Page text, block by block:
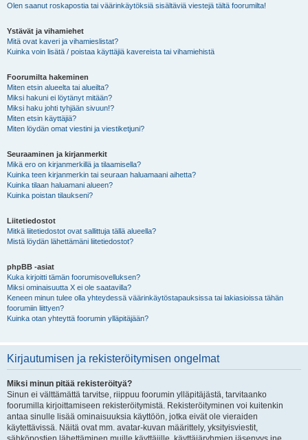
Olen saanut roskapostia tai väärinkäytöksiä sisältäviä viestejä tältä foorumilta!
Ystävät ja vihamiehet
Mitä ovat kaveri ja vihamieslistat?
Kuinka voin lisätä / poistaa käyttäjiä kavereista tai vihamiehistä
Foorumilta hakeminen
Miten etsin alueelta tai alueilta?
Miksi hakuni ei löytänyt mitään?
Miksi haku johti tyhjään sivuun!?
Miten etsin käyttäjiä?
Miten löydän omat viestini ja viestiketjuni?
Seuraaminen ja kirjanmerkit
Mikä ero on kirjanmerkillä ja tilaamisella?
Kuinka teen kirjanmerkin tai seuraan haluamaani aihetta?
Kuinka tilaan haluamani alueen?
Kuinka poistan tilaukseni?
Liitetiedostot
Mitkä liitetiedostot ovat sallittuja tällä alueella?
Mistä löydän lähettämäni liitetiedostot?
phpBB -asiat
Kuka kirjoitti tämän foorumisovelluksen?
Miksi ominaisuutta X ei ole saatavilla?
Keneen minun tulee olla yhteydessä väärinkäytöstapauksissa tai lakiasioissa tähän
foorumiin liittyen?
Kuinka otan yhteyttä foorumin ylläpitäjään?
Kirjautumisen ja rekisteröitymisen ongelmat
Miksi minun pitää rekisteröityä?
Sinun ei välttämättä tarvitse, riippuu foorumin ylläpitäjästä, tarvitaanko
foorumilla kirjoittamiseen rekisteröitymistä. Rekisteröityminen voi kuitenkin
antaa sinulle lisää ominaisuuksia käyttöön, jotka eivät ole vieraiden
käytettävissä. Näitä ovat mm. avatar-kuvan määrittely, yksityisviestit,